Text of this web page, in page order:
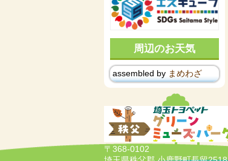
周辺のお天気
assembled by まめわざ
〒368-0102